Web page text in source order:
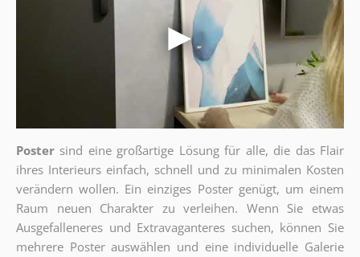
Poster sind eine großartige Lösung für alle, die das Flair
ihres Interieurs einfach, schnell und zu minimalen Kosten
verändern wollen. Ein einziges Poster genügt, um einem
Raum neuen Charakter zu verleihen. Wenn Sie etwas
Ausgefalleneres und Extravaganteres suchen, können Sie
mehrere Poster auswählen und eine individuelle Galerie